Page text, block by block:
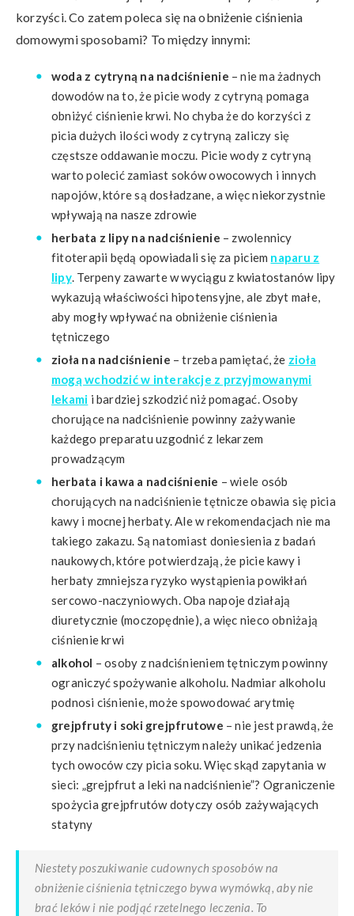
korzyści. Co zatem poleca się na obniżenie ciśnienia
domowymi sposobami? To między innymi:
woda z cytryną na nadciśnienie – nie ma żadnych
dowodów na to, że picie wody z cytryną pomaga
obniżyć ciśnienie krwi. No chyba że do korzyści z
picia dużych ilości wody z cytryną zaliczy się
częstsze oddawanie moczu. Picie wody z cytryną
warto polecić zamiast soków owocowych i innych
napojów, które są dosładzane, a więc niekorzystnie
wpływają na nasze zdrowie
herbata z lipy na nadciśnienie – zwolennicy
fitoterapii będą opowiadali się za piciem naparu z
lipy. Terpeny zawarte w wyciągu z kwiatostanów lipy
wykazują właściwości hipotensyjne, ale zbyt małe,
aby mogły wpływać na obniżenie ciśnienia
tętniczego
zioła na nadciśnienie – trzeba pamiętać, że zioła
mogą wchodzić w interakcje z przyjmowanymi
lekami i bardziej szkodzić niż pomagać. Osoby
chorujące na nadciśnienie powinny zażywanie
każdego preparatu uzgodnić z lekarzem
prowadzącym
herbata i kawa a nadciśnienie – wiele osób
chorujących na nadciśnienie tętnicze obawia się picia
kawy i mocnej herbaty. Ale w rekomendacjach nie ma
takiego zakazu. Są natomiast doniesienia z badań
naukowych, które potwierdzają, że picie kawy i
herbaty zmniejsza ryzyko wystąpienia powikłań
sercowo-naczyniowych. Oba napoje działają
diuretycznie (moczopędnie), a więc nieco obniżają
ciśnienie krwi
alkohol – osoby z nadciśnieniem tętniczym powinny
ograniczyć spożywanie alkoholu. Nadmiar alkoholu
podnosi ciśnienie, może spowodować arytmię
grejpfruty i soki grejpfrutowe – nie jest prawdą, że
przy nadciśnieniu tętniczym należy unikać jedzenia
tych owoców czy picia soku. Więc skąd zapytania w
sieci: „grejpfrut a leki na nadciśnienie”? Ograniczenie
spożycia grejpfrutów dotyczy osób zażywających
statyny
Niestety poszukiwanie cudownych sposobów na
obniżenie ciśnienia tętniczego bywa wymówką, aby nie
brać leków i nie podjąć rzetelnego leczenia. To